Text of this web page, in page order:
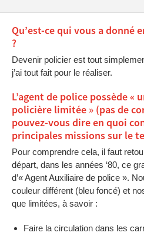
Qu’est-ce qui vous a donné
?
Devenir policier est tout
j’ai tout fait pour le réaliser.
L’agent de police possède «
policière limitée » (pas de
pouvez-vous dire en quoi
principales missions sur le
Pour comprendre cela, il faut
départ, dans les années ‘80, ce
d’« Agent Auxiliaire de police ».
couleur différent (bleu foncé) et
que limitées, à savoir :
Faire la circulation dans les